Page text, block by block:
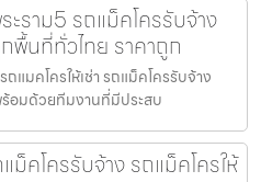
ะราม5 รถแม็คโครรับจ้าง
พื้นที่ทั่วไทย ราคาถูก
ถแมคโครให้เช่า รถแม็คโครรับจ้าง
ร้อมด้วยทีมงานที่มีประสบ
ม็คโครรับจ้าง รถแม็คโครให้